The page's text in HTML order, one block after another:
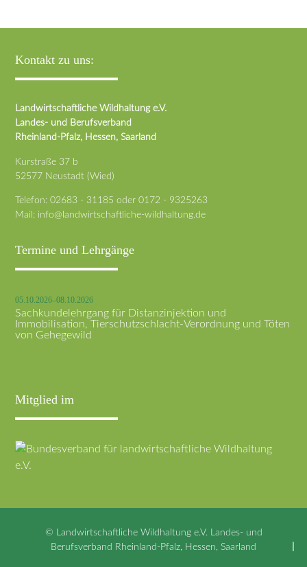
Kontakt zu uns:
Landwirtschaftliche Wildhaltung e.V.
Landes- und Berufsverband
Rheinland-Pfalz, Hessen, Saarland
Kurstraße 37 b
52577 Neustadt (Wied)
Telefon:02683 - 31185 oder0172 - 9325263
Mail: info@landwirtschaftliche-wildhaltung.de
Termine und Lehrgänge
05.10.2026–08.10.2026
Sachkundelehrgang für Distanzinjektion und
Immobilisation, Tierschutzschlacht-Verordnung und Töten
von Gehegewild
Mitglied im
© Landwirtschaftliche Wildhaltung e.V. Landes- und
Berufsverband Rheinland-Pfalz, Hessen, Saarland